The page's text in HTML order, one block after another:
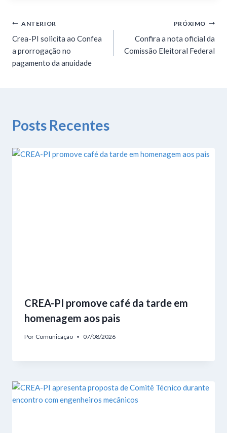
ANTERIOR
Crea-PI solicita ao Confea
a prorrogação no
pagamento da anuidade
PRÓXIMO
Confira a nota oficial da
Comissão Eleitoral Federal
Posts Recentes
CREA-PI promove café da tarde em
homenagem aos pais
Por Comunicação 07/08/2026